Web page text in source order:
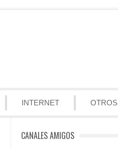
INTERNET OTROS
CANALES AMIGOS